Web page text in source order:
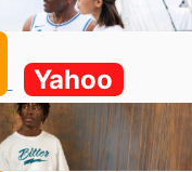
Yahoo